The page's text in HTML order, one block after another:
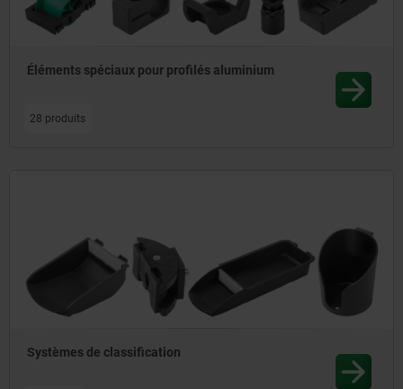
Éléments spéciaux pour profilés aluminium
28 produits
Systèmes de classification